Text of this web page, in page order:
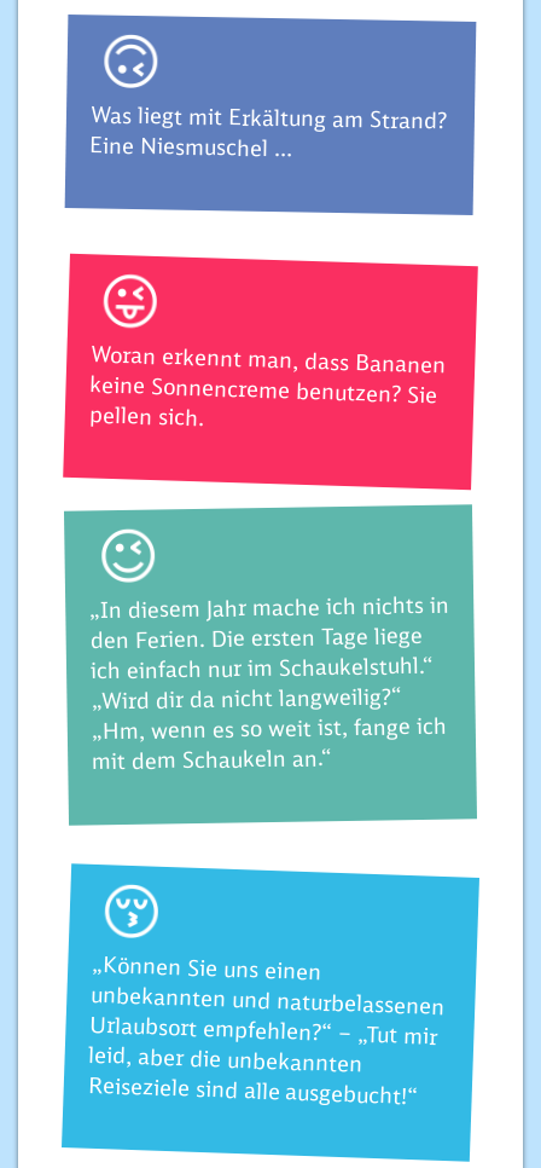
🙃
Was liegt mit Erkältung am Strand?
Eine Niesmuschel …
😜
Woran erkennt man, dass Bananen
keine Sonnencreme benutzen? Sie
pellen sich.
😉
„In diesem Jahr mache ich nichts in
den Ferien. Die ersten Tage liege
ich einfach nur im Schaukelstuhl.“
„Wird dir da nicht langweilig?“
„Hm, wenn es so weit ist, fange ich
mit dem Schaukeln an.“
😚
„Können Sie uns einen
unbekannten und naturbelassenen
Urlaubsort empfehlen?“ – „Tut mir
leid, aber die unbekannten
Reiseziele sind alle ausgebucht!“